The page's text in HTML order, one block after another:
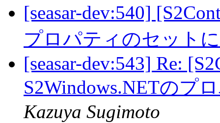
[seasar-dev:540]
プロパティのセット
[seasar-dev:543] Re:
S2Windows.NETのプ
Kazuya Sugimoto